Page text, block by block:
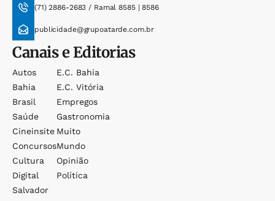
(71) 2886-2683 / Ramal 8585 | 8586
publicidade@grupoatarde.com.br
Canais e Editorias
Autos
Bahia
Brasil
Saúde
Cineinsite
Concursos
Cultura
Digital
Salvador
E.c. Bahia
E.c. Vitória
Empregos
Gastronomia
Muito
Mundo
Opinião
Política